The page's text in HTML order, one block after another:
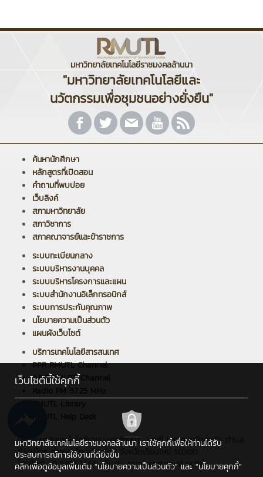
มหาวิทยาลัยเทคโนโลยีราชมงคลล้านนา
"มหาวิทยาลัยเทคโนโลยีและ
นวัตกรรมเพื่อชุมชนอย่างยั่งยืน"
ค้นหานักศึกษา
หลักสูตรที่เปิดสอน
คำถามที่พบบ่อย
เว็บลิงค์
สภามหาวิทยาลัย
สภาวิชาการ
สภาคณาจารย์และข้าราชการ
ระบบทะเบียนกลาง
ระบบบริหารงานบุคคล
ระบบบริหารโครงการและแผน
ระบบสำนักงานอิเล็กทรอนิกส์
ระบบการประกันคุณภาพ
นโยบายความเป็นส่วนตัว
แผนผังเว็บไซต์
บริการเทคโนโลยีสารสนเทศ
PPR RMUTL Channel
ARIT RMUTL Channel
Radio FM 97.25 MHz
มหาวิทยาลัยเทคโนโลยีราชมงคลล้านนา : เลขที่ 128 ถนนห้วยแก้ว ตำบล
ช้างเผือก อำเภอเมืองเชียงใหม่ จังหวัดเชียงใหม่ 50300
โทรศัพท์ : 0 5392 1444 , อีเมล : saraban@rmutl.ac.th
เว็บไซต์นี้ใช้คุกกี้
มหาวิทยาลัยเทคโนโลยีราชมงคลล้านนา เราใช้คุกกี้เพื่อให้ท่านได้รับ
ประสบการณ์การใช้งานที่ดียิ่งขึ้น
คลิกเพื่อดูข้อมูลเพิ่มเติม "นโยบายความเป็นส่วนตัว" และ "นโยบายคุกกี้"